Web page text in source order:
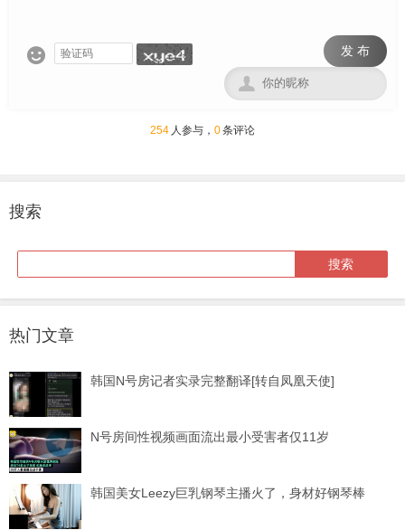
 发 布

254 人参与， 0条评论
搜索
热门文章
韩国N号房记者实录完整翻译[转自凤凰天使]
N号房间性视频画面流出最小受害者仅11岁
韩国美女Leezy巨乳钢琴主播火了，身材好钢琴棒